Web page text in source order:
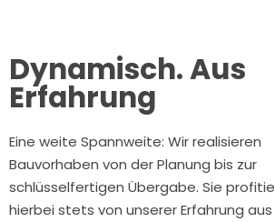
Dynamisch. Aus
Erfahrung
Eine weite Spannweite: Wir realisieren
Bauvorhaben von der Planung bis zur
schlüsselfertigen Übergabe. Sie
hierbei stets von unserer Erfahrung